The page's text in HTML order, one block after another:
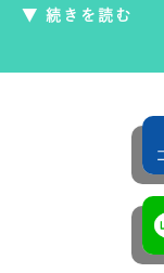
▼ 続きを読む